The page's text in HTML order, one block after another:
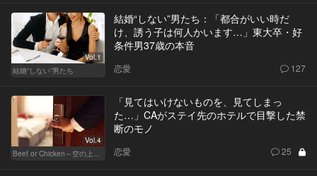
Vol.1
結婚“しない”男たち
結婚“しない”男たち：「都合がいい時だ
け、誘う子は何人かいます…」東大卒・好
条件男37歳の本音
恋愛 127
Vol.4
Beef or Chicken～空の上の恋愛模様～
「見てはいけないものを、見てしまっ
た…」CAがステイ先のホテルで目撃した禁
断のモノ
恋愛 25